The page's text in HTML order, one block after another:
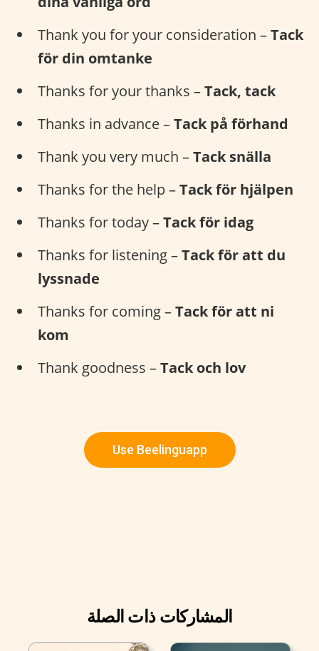
Thank you for your consideration –Tack
för din omtanke
Thanks for your thanks –Tack, tack
Thanks in advance –Tack på förhand
Thank you very much –Tack snälla
Thanks for the help –Tack för hjälpen
Thanks for today –Tack för idag
Thanks for listening –Tack för att du
lyssnade
Thanks for coming –Tack för att ni
kom
Thank goodness –Tack och lov
Use Beelinguapp
المشاركات ذات الصلة